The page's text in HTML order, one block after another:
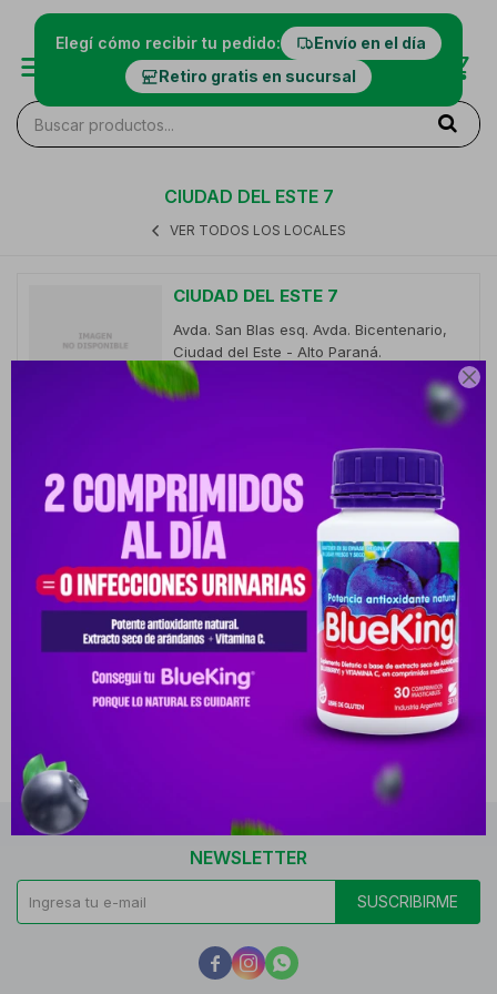

Elegí cómo recibir tu pedido:
Envío en el día
Retiro gratis en sucursal
CIUDAD DEL ESTE 7
VER TODOS LOS LOCALES
CIUDAD DEL ESTE 7
Avda. San Blas esq. Avda. Bicentenario,
Ciudad del Este - Alto Paraná.
06:00 a 22:00
Teléfono: +595 21 26 26 000
NEWSLETTER
SUSCRIBIRME
  